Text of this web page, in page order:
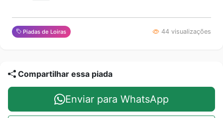
Piadas de Loiras 44 visualizações
Compartilhar essa piada
Enviar para WhatsApp